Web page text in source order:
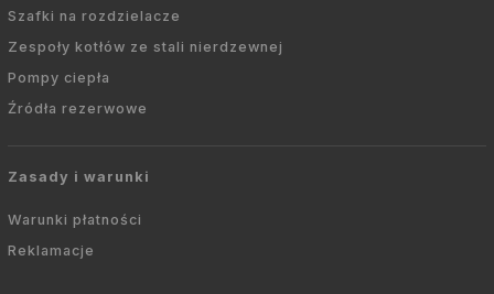
Szafki na rozdzielacze
Zespoły kotłów ze stali nierdzewnej
Pompy ciepła
Źródła rezerwowe
Zasady i warunki
Warunki płatności
Reklamacje